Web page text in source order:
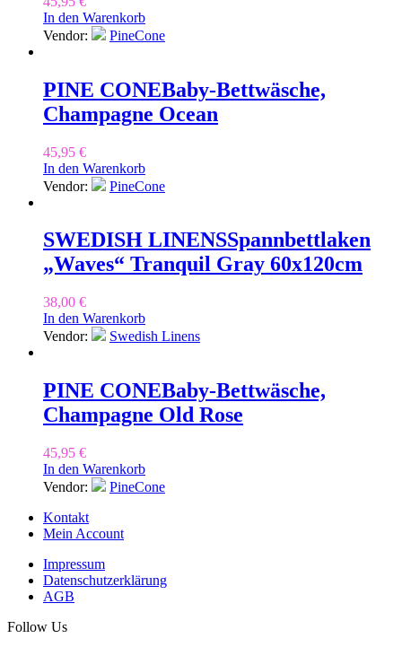
In den Warenkorb
Vendor:
PineCone
PINE CONEBaby-Bettwäsche,
Champagne Ocean
45,95 €
In den Warenkorb
Vendor:
PineCone
SWEDISH LINENSSpannbettlaken
„Waves“ Tranquil Gray 60x120cm
38,00 €
In den Warenkorb
Vendor:
Swedish Linens
PINE CONEBaby-Bettwäsche,
Champagne Old Rose
45,95 €
In den Warenkorb
Vendor:
PineCone
Kontakt
Mein Account
Impressum
Datenschutzerklärung
AGB
Follow Us